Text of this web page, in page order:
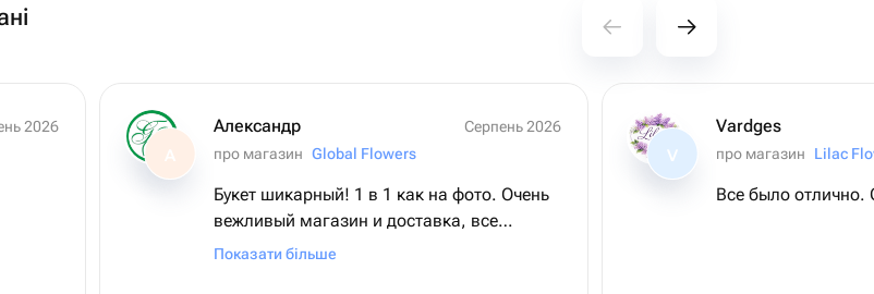
2026
А
Александр
Серпень 2026
про магазин Global Flowers
Букет шикарный! 1 в 1 как на фото. Очень
вежливый магазин и доставка, все
несколько раз согласовали и
Показати більше
V
Vardges
про магазин Lilac
Все было отлично.